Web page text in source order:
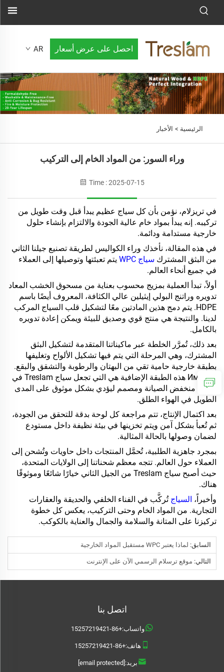
احصل على عرض أسعار AR
الرئيسية > الأخبار
وراء السور: من المواد الخام إلى التركيب
Time : 2025-07-15
في تريزلام، نؤمن بأن كل سياج عظيم يبدأ قبل وقت طويل من
تركيبه. إنه يبدأ بمواد خام عالية الجودة والالتزام بإنشاء حلول
خارجية مستدامة ودائمة.
في هذه المقالة، نأخذك وراء الكواليس لطريقة تصنيع جيلنا الثاني
من البثق المشترك سياج WPC
يتم تعبئتها وتوصيلها إلى العملاء
في جميع أنحاء العالم.
أولاً، تبدأ العملية بمزيج محسوب بعناية من مسحوق الخشب المعاد
تدويره وراتنج البولي إيثيلين عالي الكثافة، المعروف أيضًا باسم
HDPE. يتم دمج هذين المادتين معًا لتشكيل قلب السياج المركب
لدينا. والنتيجة هي منتج قوي وصديق للبيئة ويمكن إعادة تدويره
بالكامل.
بعد ذلك، تُمرَّر الخلطة عبر ماكيناتنا المتقدمة لتشكيل البثق
المشترك، وهي المرحلة التي يتم فيها تشكيل الألواح وتغليفها
بطبقة خارجية حامية تقي من البهتان والرطوبة والتشقق والبقع.
Именно هذه الطبقة الإضافية هي التي تجعل سياج Treslam في
الواقع منخفض الصيانة ومصمم ليؤدي بشكل موثوق على المدى
الطويل في الهواء الطلق.
بعد اكتمال الإنتاج، تتم مراجعة كل لوحة بدقة للتحقق من الجودة،
ثم تُعبأ بشكل آمن ويتم تخزينها في بيئة نظيفة داخل مستودع
لضمان وصولها بالحالة المثالية.
بمجرد جاهزية الطلبية، تُحمَّل المنتجات داخل حاويات وتُشحن إلى
العملاء حول العالم. تتجه معظم شحناتنا إلى الولايات المتحدة،
حيث أصبح سياج Treslam من الجيل الثاني خيارًا شائعًا وموثوقًا
هناك.
وأخيراً، السياجتُركَّب في الفناء الخلفي والحديقة والعقارات
التجارية. من المواد الخام وحتى التركيب، يعكس كل خطوة
تركيزنا على المتانة والسلامة والجمال والعناية بالكوكب.
السابق: لماذا يعتبر WPC مستقبل المواد الخارجية
التالي: موقع ترسلام الرسمي الآن على الإنترنت
اتصل بنا
واتساب:+86-15257219421
هاتف:+86-15257219421
بريد:[email protected]